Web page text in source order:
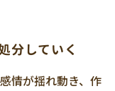
分していく
情が揺れ動き、作